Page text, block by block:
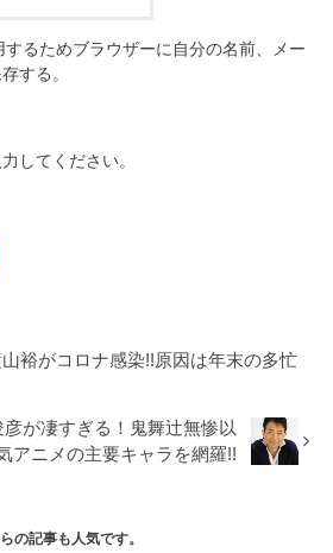
るためブラウザーに自分の名前、メー
する。
してください。
裕がコロナ感染!!原因は年末の多忙
が凄すぎる！鬼舞辻無惨以
アニメの主要キャラを網羅!!
の記事も人気です。